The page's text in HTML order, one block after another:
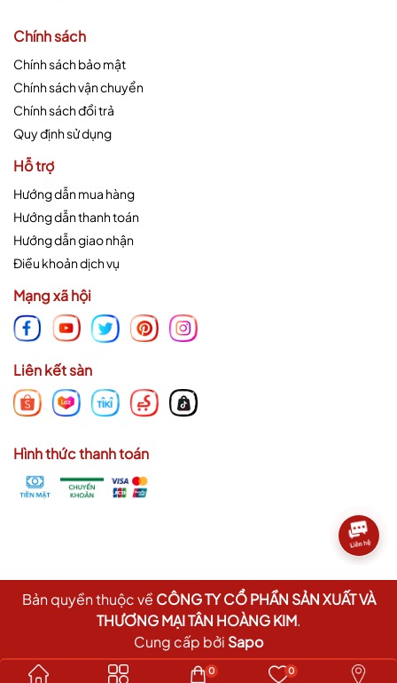
Chính sách
Chính sách bảo mật
Chính sách vận chuyển
Chính sách đổi trả
Quy định sử dụng
Hỗ trợ
Hướng dẫn mua hàng
Hướng dẫn thanh toán
Hướng dẫn giao nhận
Điều khoản dịch vụ
Mạng xã hội
Liên kết sàn
Hình thức thanh toán
Bản quyền thuộc về CÔNG TY CỔ PHẦN SẢN XUẤT VÀ
THƯƠNG MẠI TÂN HOÀNG KIM.
Cung cấp bởi Sapo
0 0